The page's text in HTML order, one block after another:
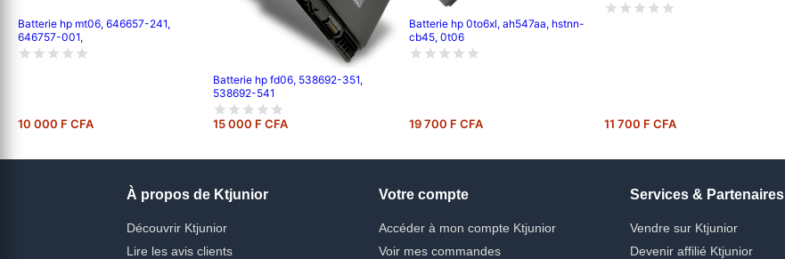
Batterie hp mt06, 646657-241,
646757-001,
10 000 F CFA
Batterie hp fd06, 538692-351,
538692-541
15 000 F CFA
Batterie hp 0to6xl, ah547aa, hstnn-
cb45, 0t06
19 700 F CFA 11 700 F CFA
À propos de Ktjunior
Découvrir Ktjunior
Lire les avis clients
Votre compte
Accéder à mon compte Ktjunior
Voir mes commandes
Services & Partenaires
Vendre sur Ktjunior
Devenir affilié Ktjunior